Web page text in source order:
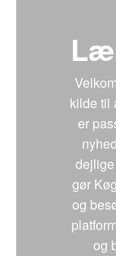
kilde til
er
gør
og
og